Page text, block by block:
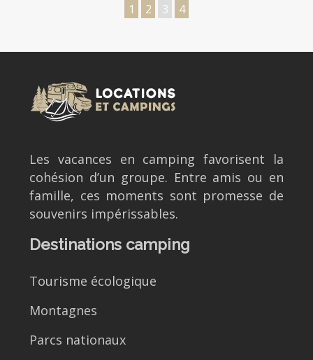
1 2 3 4
Les vacances en camping favorisent la
cohésion d’un groupe. Entre amis ou en
famille, ces moments sont promesse de
souvenirs impérissables.
Destinations camping
Tourisme écologique
Montagnes
Parcs nationaux